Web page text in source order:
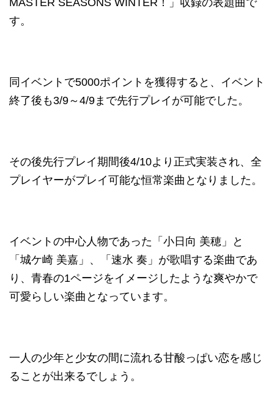
す。
同イベントで5000ポイントを獲得すると、イベント
終了後も3/9～4/9まで先行プレイが可能でした。
その後先行プレイ期間後4/10より正式実装され、全
プレイヤーがプレイ可能な恒常楽曲となりました。
イベントの中心人物であった「小日向 美穂」と
「城ケ崎 美嘉」、「速水 奏」が歌唱する楽曲であ
り、青春の1ページをイメージしたような爽やかで
可愛らしい楽曲となっています。
一人の少年と少女の間に流れる甘酸っぱい恋を感じ
ることが出来るでしょう。